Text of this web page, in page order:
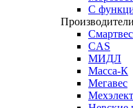
С
Производители
Смартвес
CAS
МИДЛ
Масса-К
Мегавес